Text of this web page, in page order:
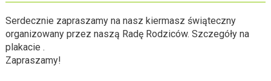
Serdecznie zapraszamy na nasz kiermasz świąteczny
organizowany przez naszą Radę Rodziców. Szczegóły na
plakacie .
Zapraszamy!